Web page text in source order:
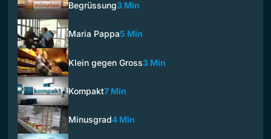
Begrüssung3 Min
Maria Pappa5 Min
Klein gegen Gross3 Min
Kompakt7 Min
Minusgrad4 Min